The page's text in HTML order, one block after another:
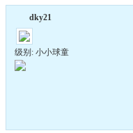
dky21
级别: 小小球童